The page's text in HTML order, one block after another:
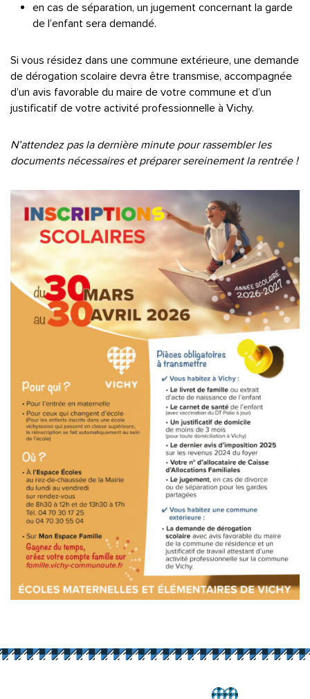
en cas de séparation, un jugement concernant la garde
de l’enfant sera demandé.
Si vous résidez dans une commune extérieure, une demande
de dérogation scolaire devra être transmise, accompagnée
d’un avis favorable du maire de votre commune et d’un
justificatif de votre activité professionnelle à Vichy.
N’attendez pas la dernière minute pour rassembler les
documents nécessaires et préparer sereinement la rentrée !